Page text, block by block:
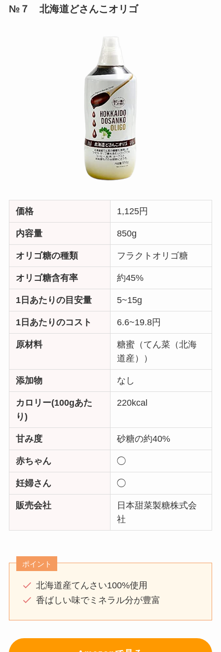
№７ 北海道どさんこオリゴ
価格 1,125円
内容量 850g
オリゴ糖の種類 フラクトオリゴ糖
オリゴ糖含有率 約45%
1日あたりの目安量 5~15g
1日あたりのコスト 6.6~19.8円
原材料
糖蜜（てん菜（北海
道産））
添加物 なし
カロリー(100gあた
り)
220kcal
甘み度 砂糖の約40%
赤ちゃん ◯
妊婦さん ◯
販売会社
日本甜菜製糖株式会
社
ポイント
北海道産てんさい100%使用
香ばしい味でミネラル分が豊富